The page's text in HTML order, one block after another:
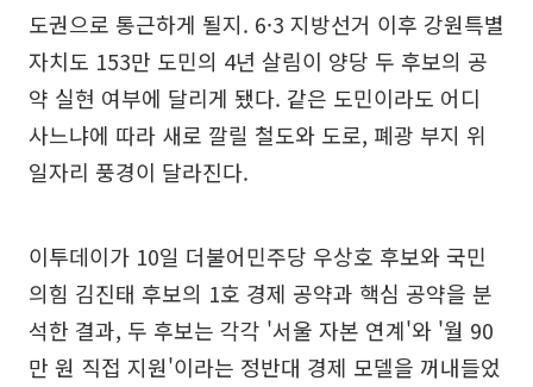
도권으로 통근하게 될지. 6·3 지방선거 이후 강원특별
자치도 153만 도민의 4년 살림이 양당 두 후보의 공
약 실현 여부에 달리게 됐다. 같은 도민이라도 어디
사느냐에 따라 새로 깔릴 철도와 도로, 폐광 부지 위
일자리 풍경이 달라진다.
이투데이가 10일 더불어민주당 우상호 후보와 국민
의힘 김진태 후보의 1호 경제 공약과 핵심 공약을 분
석한 결과, 두 후보는 각각 '서울 자본 연계'와 '월 90
만 원 직접 지원'이라는 정반대 경제 모델을 꺼내들었